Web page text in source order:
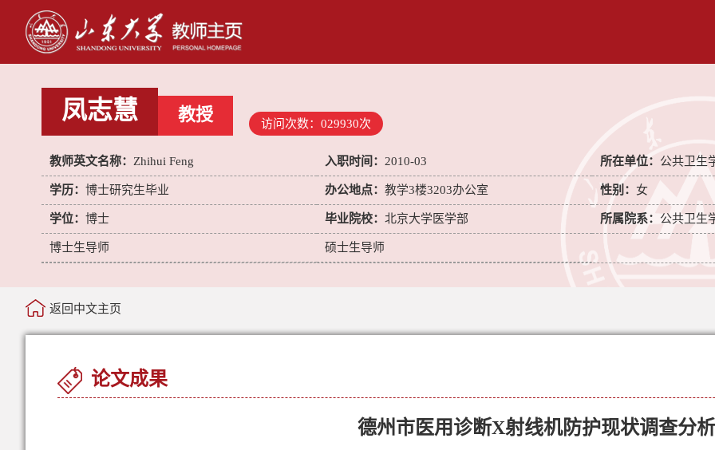
凤志慧 教授 访问次数： 029930次
教师英文名称： Zhihui Feng 入职时间： 2010-03 所在单位： 公共卫生
学历： 博士研究生毕业 办公地点： 教学3楼3203办公室 性别： 女
学位： 博士 毕业院校： 北京大学医学部 所属院系： 公共卫生
博士生导师 硕士生导师
返回中文主页
论文成果
德州市医用诊断X射线机防护现状调查分析